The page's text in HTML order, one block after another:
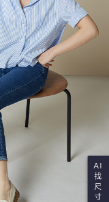
AI
找
尺
寸